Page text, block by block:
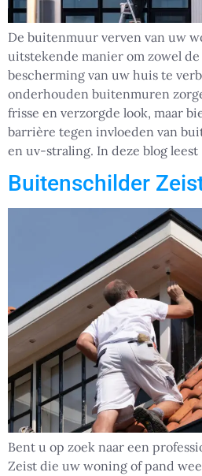
De buitenmuur verven van uw
uitstekende manier om zowel
bescherming van uw huis te
onderhouden buitenmuren
frisse en verzorgde look, maar
barrière tegen invloeden van
en uv-straling. In deze blog
Buitenschilder
Bent u op zoek naar een
Zeist die uw woning of pand